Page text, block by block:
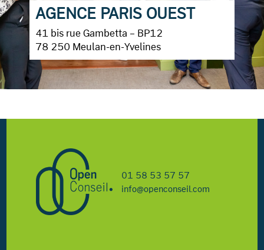
AGENCE PARIS OUEST
41 bis rue Gambetta – BP12
78 250 Meulan-en-Yvelines
01 58 53 57 57
info@openconseil.com